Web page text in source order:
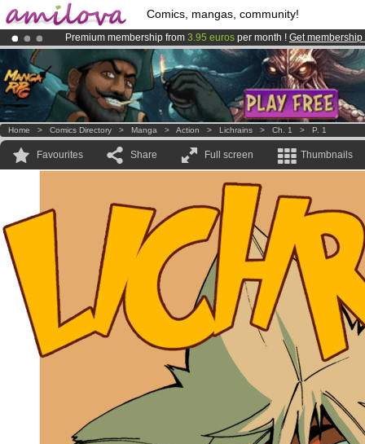
Comics, mangas, community!
Premium membership from 3.95 euros per month ! Get membership
AmilovaKickstarter is now LIVE!.
Already 100000 membersand 1000 comics & mangas!.
Home > Comics Directory > Manga > Action > Lichrains > Ch. 1 > P. 1
Favourites Share Full screen Thumbnails